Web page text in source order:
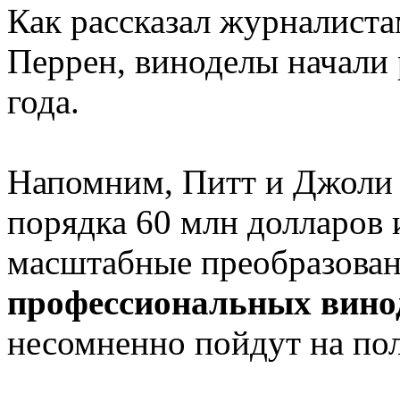
Как рассказал
Перрен, виноделы начали
года.
Напомним, Питт и Джоли
порядка 60 млн долларов
масштабные
профессиональных
несомненно пойдут на